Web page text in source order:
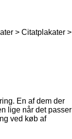
> Citatplakater >
En af dem der
lige når det passer
ved køb af